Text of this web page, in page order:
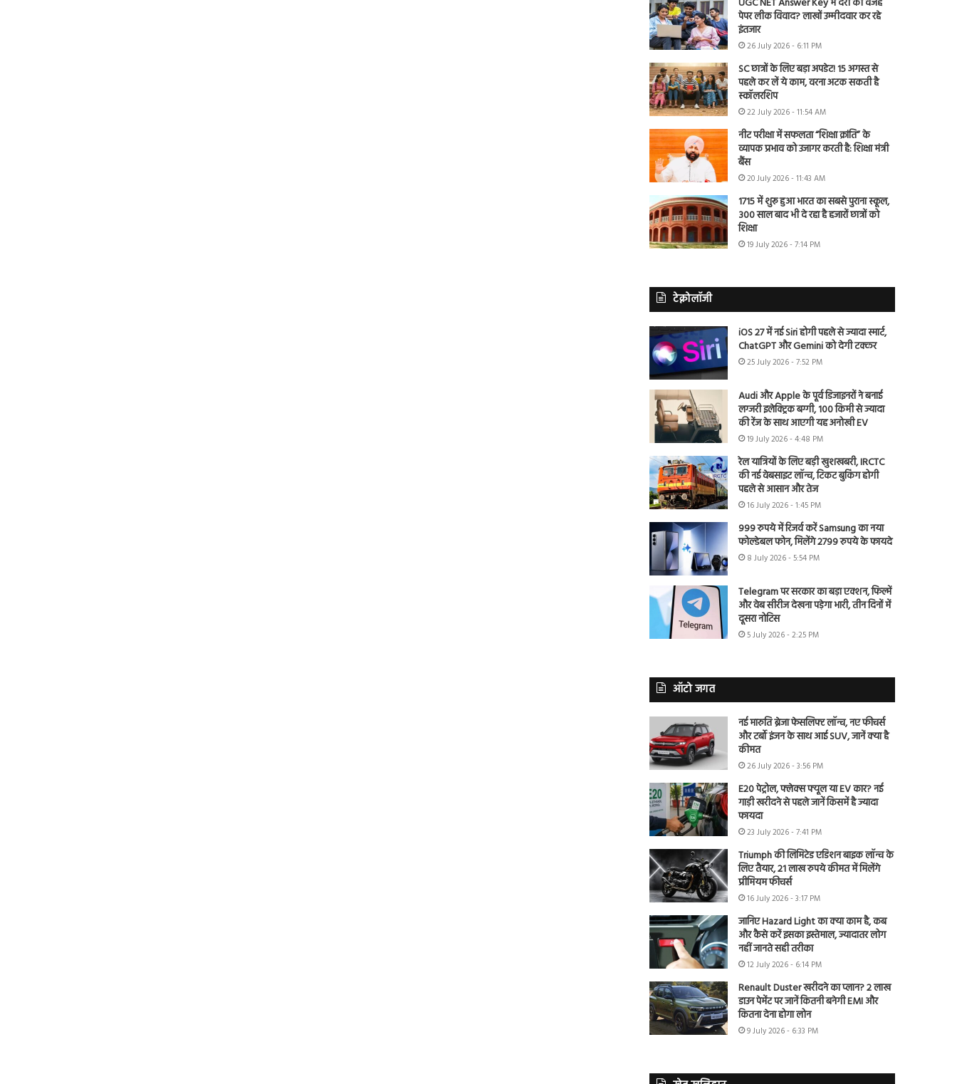
UGC NET Answer Key में देरी की वजह
पेपर लीक विवाद? लाखों उम्मीदवार कर रहे
इंतजार
26 July 2026 - 6:11 PM
SC छात्रों के लिए बड़ा अपडेट! 15 अगस्त से
पहले कर लें ये काम, वरना अटक सकती है
स्कॉलरशिप
22 July 2026 - 11:54 AM
नीट परीक्षा में सफलता “शिक्षा क्रांति” के
व्यापक प्रभाव को उजागर करती है: शिक्षा मंत्री
बैंस
20 July 2026 - 11:43 AM
1715 में शुरू हुआ भारत का सबसे पुराना स्कूल,
300 साल बाद भी दे रहा है हजारों छात्रों को
शिक्षा
19 July 2026 - 7:14 PM
टेक्नोलॉजी
iOS 27 में नई Siri होगी पहले से ज्यादा स्मार्ट,
ChatGPT और Gemini को देगी टक्कर
25 July 2026 - 7:52 PM
Audi और Apple के पूर्व डिजाइनरों ने बनाई
लग्जरी इलेक्ट्रिक बग्गी, 100 किमी से ज्यादा
की रेंज के साथ आएगी यह अनोखी EV
19 July 2026 - 4:48 PM
रेल यात्रियों के लिए बड़ी खुशखबरी, IRCTC
की नई वेबसाइट लॉन्च, टिकट बुकिंग होगी
पहले से आसान और तेज
16 July 2026 - 1:45 PM
999 रुपये में रिजर्व करें Samsung का नया
फोल्डेबल फोन, मिलेंगे 2799 रुपये के फायदे
8 July 2026 - 5:54 PM
Telegram पर सरकार का बड़ा एक्शन, फिल्में
और वेब सीरीज देखना पड़ेगा भारी, तीन दिनों में
दूसरा नोटिस
5 July 2026 - 2:25 PM
ऑटो जगत
नई मारुति ब्रेजा फेसलिफ्ट लॉन्च, नए फीचर्स
और टर्बो इंजन के साथ आई SUV, जानें क्या है
कीमत
26 July 2026 - 3:56 PM
E20 पेट्रोल, फ्लेक्स फ्यूल या EV कार? नई
गाड़ी खरीदने से पहले जानें किसमें है ज्यादा
फायदा
23 July 2026 - 7:41 PM
Triumph की लिमिटेड एडिशन बाइक लॉन्च के
लिए तैयार, 21 लाख रुपये कीमत में मिलेंगे
प्रीमियम फीचर्स
16 July 2026 - 3:17 PM
जानिए Hazard Light का क्या काम है, कब
और कैसे करें इसका इस्तेमाल, ज्यादातर लोग
नहीं जानते सही तरीका
12 July 2026 - 6:14 PM
Renault Duster खरीदने का प्लान? 2 लाख
डाउन पेमेंट पर जानें कितनी बनेगी EMI और
कितना देना होगा लोन
9 July 2026 - 6:33 PM